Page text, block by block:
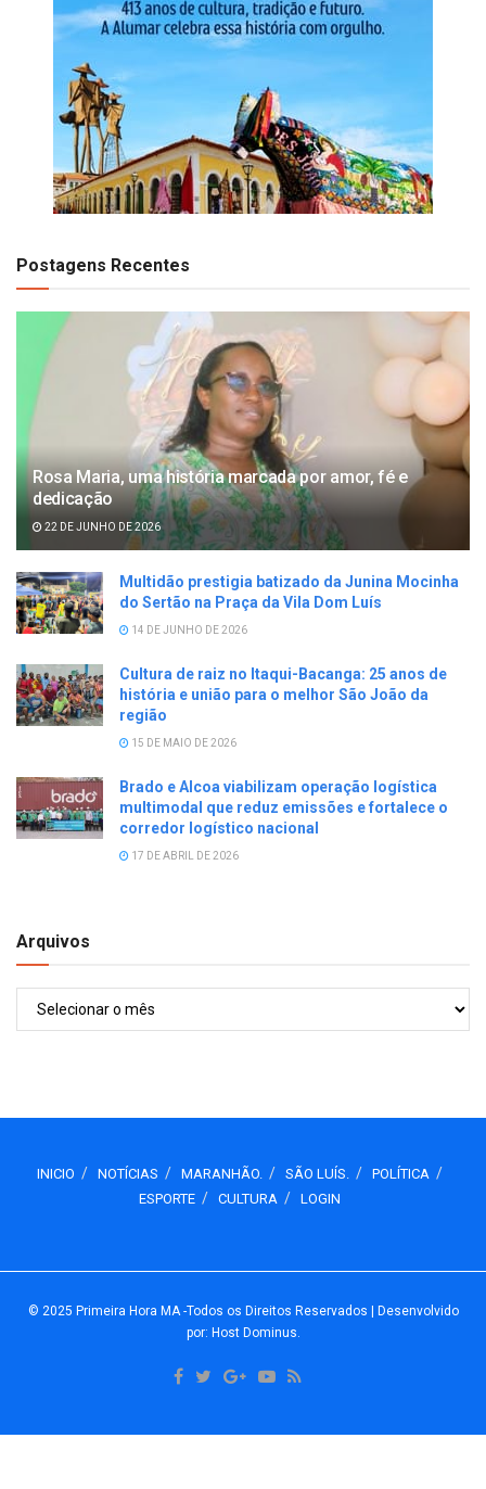
Postagens Recentes
Rosa Maria, uma história marcada por amor, fé e
dedicação
22 DE JUNHO DE 2026
Multidão prestigia batizado da Junina Mocinha
do Sertão na Praça da Vila Dom Luís
14 DE JUNHO DE 2026
Cultura de raiz no Itaqui-Bacanga: 25 anos de
história e união para o melhor São João da
região
15 DE MAIO DE 2026
Brado e Alcoa viabilizam operação logística
multimodal que reduz emissões e fortalece o
corredor logístico nacional
17 DE ABRIL DE 2026
Arquivos
Arquivos
INICIO NOTÍCIAS MARANHÃO. SÃO LUÍS.
POLÍTICA
ESPORTE
CULTURA LOGIN
© 2025 Primeira Hora MA-Todos os Direitos Reservados
| Desenvolvido
por: Host Dominus.